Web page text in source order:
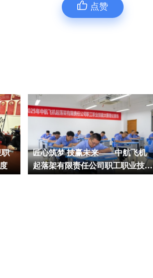
点赞
职
匠心筑梦 技赢未来——中航飞机
起落架有限责任公司职工职业技能